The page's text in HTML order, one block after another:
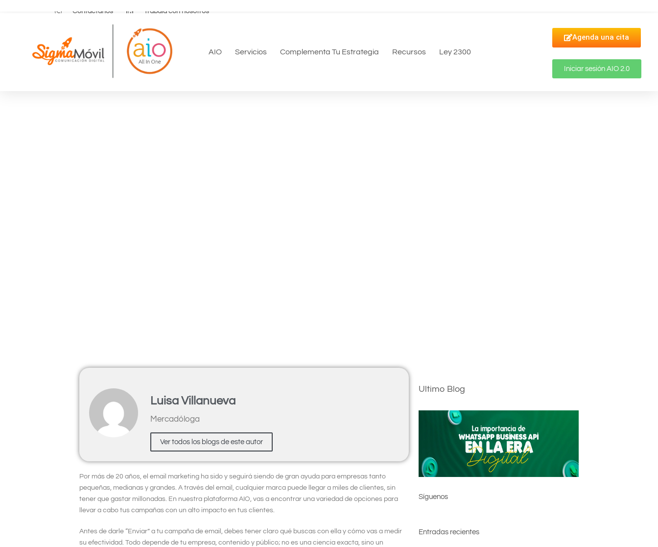
Contáctanos Trabaja con nosotros
AIO Servicios Complementa Tu Estrategia Recursos Ley 2300
Agenda una cita
Iniciar sesión AIO 2.0
Luisa Villanueva
Mercadóloga
Ver todos los blogs de este autor
Por más de 20 años, el email marketing ha sido y seguirá siendo de gran ayuda para empresas tanto
pequeñas, medianas y grandes. A través del email, cualquier marca puede llegar a miles de clientes, sin
tener que gastar millonadas. En nuestra plataforma AIO, vas a encontrar una variedad de opciones para
llevar a cabo tus campañas con un alto impacto en tus clientes.
Antes de darle “Enviar” a tu campaña de email, debes tener claro qué buscas con ella y cómo vas a medir
su efectividad. Todo depende de tu empresa, contenido y público; no es una ciencia exacta, sino un
Ultimo Blog
Síguenos
Entradas recientes